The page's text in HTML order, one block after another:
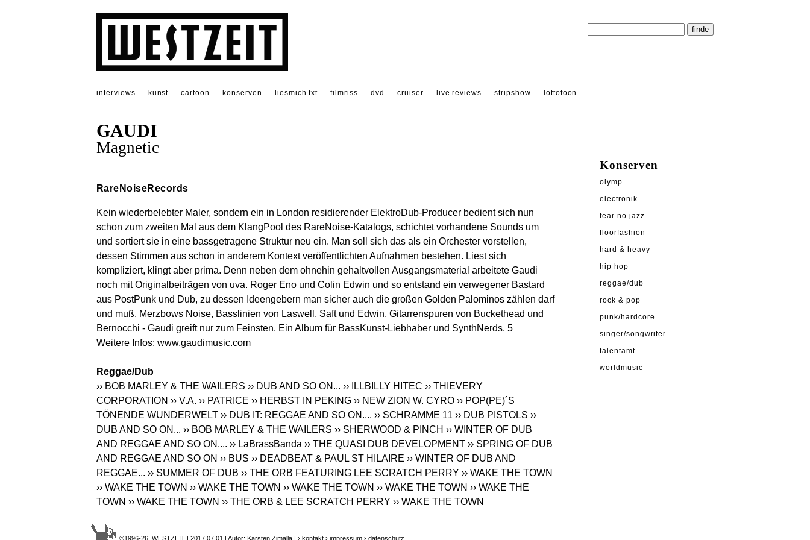
interviews kunst cartoon konserven liesmich.txt filmriss dvd cruiser live reviews stripshow lottofoon
GAUDI
Magnetic
RareNoiseRecords
Kein wiederbelebter Maler, sondern ein in London residierender ElektroDub-Producer bedient sich nun
schon zum zweiten Mal aus dem KlangPool des RareNoise-Katalogs, schichtet vorhandene Sounds um
und sortiert sie in eine bassgetragene Struktur neu ein. Man soll sich das als ein Orchester vorstellen,
dessen Stimmen aus schon in anderem Kontext veröffentlichten Aufnahmen bestehen. Liest sich
kompliziert, klingt aber prima. Denn neben dem ohnehin gehaltvollen Ausgangsmaterial arbeitete Gaudi
noch mit Originalbeiträgen von uva. Roger Eno und Colin Edwin und so entstand ein verwegener Bastard
aus PostPunk und Dub, zu dessen Ideengebern man sicher auch die großen Golden Palominos zählen darf
und muß. Merzbows Noise, Basslinien von Laswell, Saft und Edwin, Gitarrenspuren von Buckethead und
Bernocchi - Gaudi greift nur zum Feinsten. Ein Album für BassKunst-Liebhaber und SynthNerds. 5
Weitere Infos: www.gaudimusic.com
Reggae/Dub
›› BOB MARLEY & THE WAILERS ›› DUB AND SO ON... ›› ILLBILLY HITEC ›› THIEVERY
CORPORATION ›› V.A. ›› PATRICE ›› HERBST IN PEKING ›› NEW ZION W. CYRO ›› POP(PE)´S
TÖNENDE WUNDERWELT ›› DUB IT: REGGAE AND SO ON.... ›› SCHRAMME 11 ›› DUB PISTOLS ››
DUB AND SO ON... ›› BOB MARLEY & THE WAILERS ›› SHERWOOD & PINCH ›› WINTER OF DUB
AND REGGAE AND SO ON.... ›› LaBrassBanda ›› THE QUASI DUB DEVELOPMENT ›› SPRING OF DUB
AND REGGAE AND SO ON ›› BUS ›› DEADBEAT & PAUL ST HILAIRE ›› WINTER OF DUB AND
REGGAE... ›› SUMMER OF DUB ›› THE ORB FEATURING LEE SCRATCH PERRY ›› WAKE THE TOWN
›› WAKE THE TOWN ›› WAKE THE TOWN ›› WAKE THE TOWN ›› WAKE THE TOWN ›› WAKE THE
TOWN ›› WAKE THE TOWN ›› THE ORB & LEE SCRATCH PERRY ›› WAKE THE TOWN
©1996-26 WESTZEIT | 2017.07.01 | Autor: Karsten Zimalla | › kontakt › impressum › datenschutz
Konserven
olymp
electronik
fear no jazz
floorfashion
hard & heavy
hip hop
reggae/dub
rock & pop
punk/hardcore
singer/songwriter
talentamt
worldmusic